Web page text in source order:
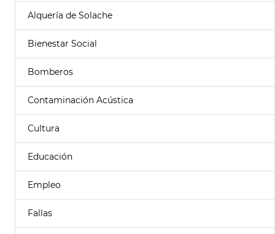
Alquería de Solache
Bienestar Social
Bomberos
Contaminación Acústica
Cultura
Educación
Empleo
Fallas